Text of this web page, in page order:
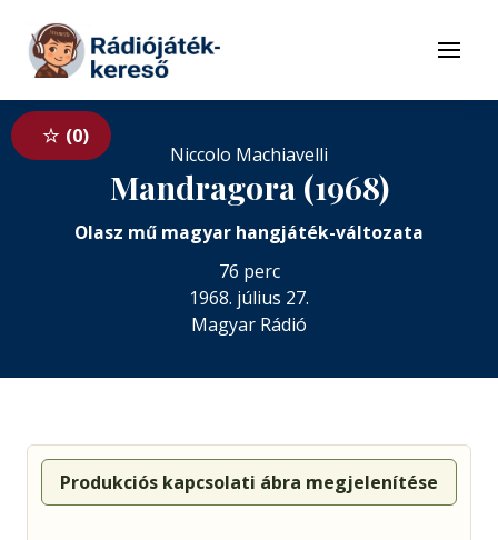
Tovább a tartalomhoz
Menü
0
Niccolo Machiavelli
Mandragora (1968)
Olasz mű magyar hangjáték-változata
76 perc
1968. július 27.
Magyar Rádió
Produkciós kapcsolati ábra megjelenítése